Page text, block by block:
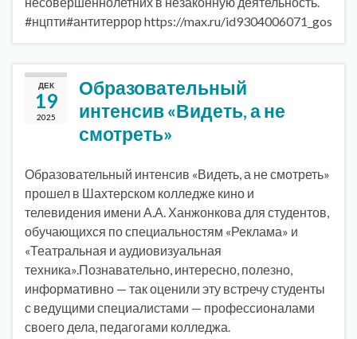
#нцпти#антитеррор https://max.ru/id9304006071_gos
ДЕК
19
2025
Образовательный
интенсив «Видеть, а не
смотреть»
Образовательный интенсив «Видеть, а не смотреть»
прошел в Шахтерском колледже кино и
телевидения имени А.А. Ханжонкова для студентов,
обучающихся по специальностям «Реклама» и
«Театральная и аудиовизуальная
техника».Познавательно, интересно, полезно,
информативно — так оценили эту встречу студенты
с ведущими специалистами — профессионалами
своего дела, педагогами колледжа.